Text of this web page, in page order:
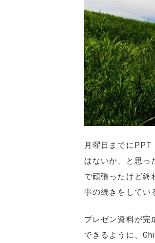
月曜日までにPPT
はないか、と思っ
で頑張ったけど終
事の続きをしてい
プレゼン資料が完
できるように、